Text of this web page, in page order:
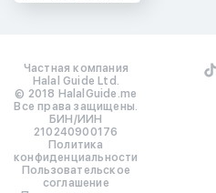
Частная компания
Halal Guide Ltd.
© 2018 HalalGuide.me
Все права защищены.
БИН/ИИН
210240900176
Политика
конфиденциальности
Пользовательское
соглашение